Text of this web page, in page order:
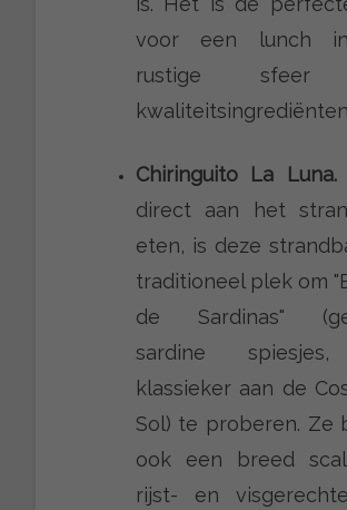
voor een lunch
rustige sfeer
Chiringuito La Luna.
direct aan het
eten, is deze
traditioneel plek om
de Sardinas"
sardine
klassieker aan de
Sol) te proberen. Ze
ook een breed
rijst- en